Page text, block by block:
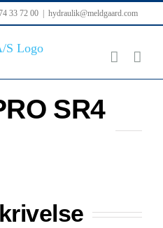
33 72 00 hydraulik@meldgaard.com
SR4